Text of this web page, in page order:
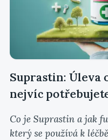
Suprastin: Úleva
nejvíc
Co je Suprastin a jak
který se používá k